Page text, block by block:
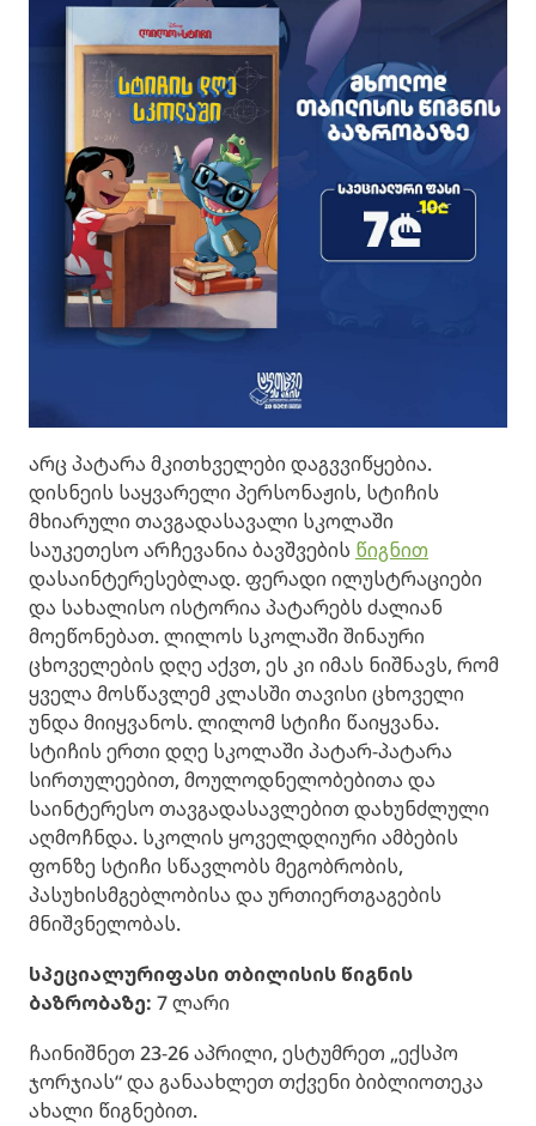
არც პატარა მკითხველები დაგვვიწყებია.
დისნეის საყვარელი პერსონაჟის, სტიჩის
მხიარული თავგადასავალი სკოლაში
საუკეთესო არჩევანია ბავშვების წიგნით
დასაინტერესებლად. ფერადი ილუსტრაციები
და სახალისო ისტორია პატარებს ძალიან
მოეწონებათ. ლილოს სკოლაში შინაური
ცხოველების დღე აქვთ, ეს კი იმას ნიშნავს, რომ
ყველა მოსწავლემ კლასში თავისი ცხოველი
უნდა მიიყვანოს. ლილომ სტიჩი წაიყვანა.
სტიჩის ერთი დღე სკოლაში პატარ-პატარა
სირთულეებით, მოულოდნელობებითა და
საინტერესო თავგადასავლებით დახუნძლული
აღმოჩნდა. სკოლის ყოველდღიური ამბების
ფონზე სტიჩი სწავლობს მეგობრობის,
პასუხისმგებლობისა და ურთიერთგაგების
მნიშვნელობას.
სპეციალურიფასი თბილისის წიგნის
ბაზრობაზე: 7 ლარი
ჩაინიშნეთ 23-26 აპრილი, ესტუმრეთ „ექსპო
ჯორჯიას“ და განაახლეთ თქვენი ბიბლიოთეკა
ახალი წიგნებით.